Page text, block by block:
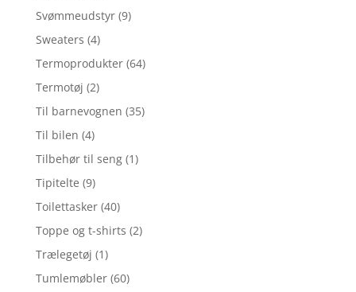
Svømmeudstyr (9)
Sweaters (4)
Termoprodukter (64)
Termotøj (2)
Til barnevognen (35)
Til bilen (4)
Tilbehør til seng (1)
Tipitelte (9)
Toilettasker (40)
Toppe og t-shirts (2)
Trælegetøj (1)
Tumlemøbler (60)